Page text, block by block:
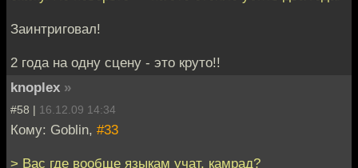
Заинтриговал!
2 года на одну сцену - это круто!!
knoplex »
#58 | 16.12.09 14:34
Кому: Goblin, #33
> Вас где вообще языкам учат, камрад?